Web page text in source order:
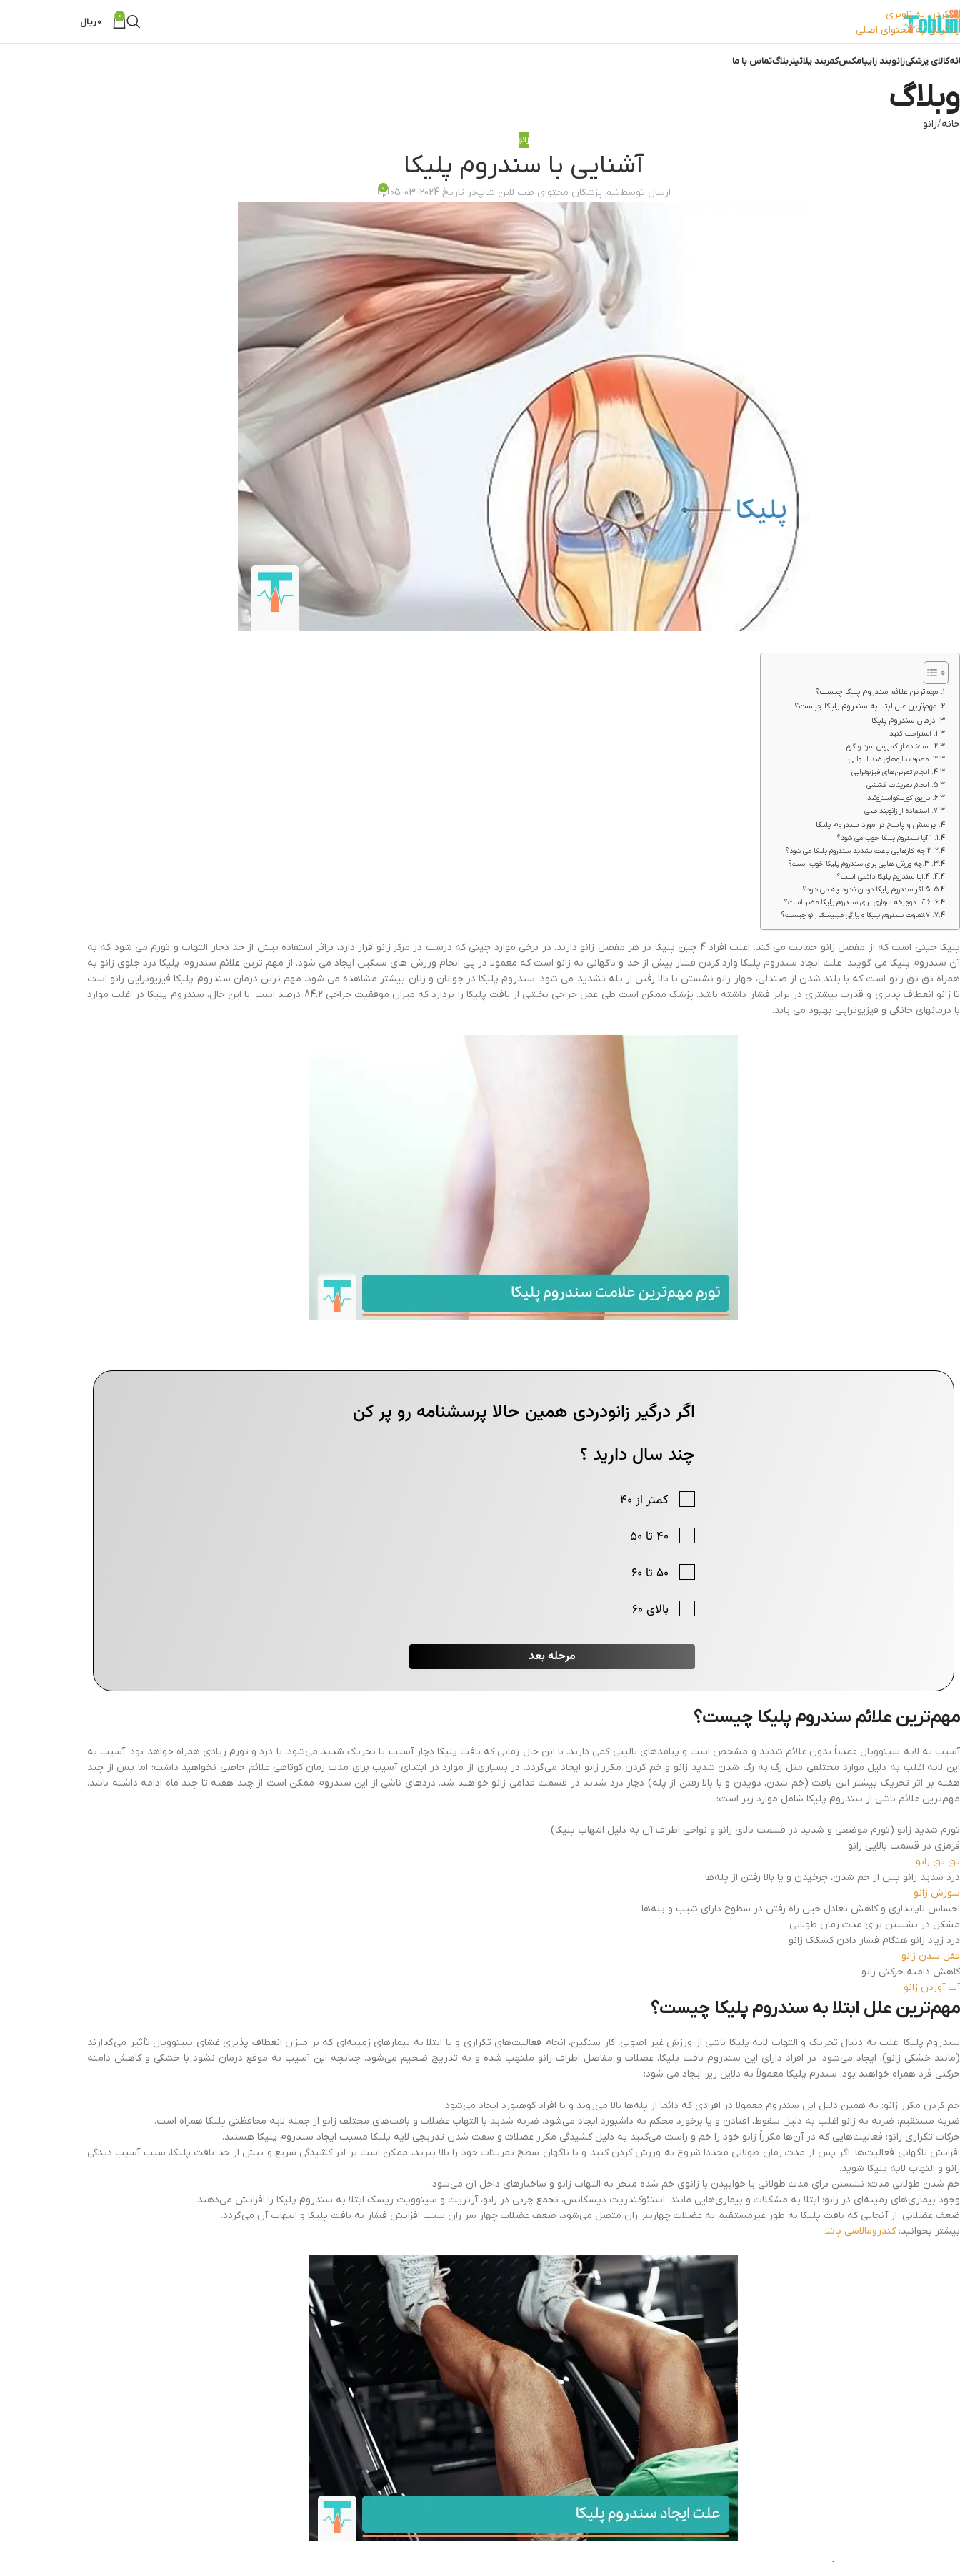
رد کردن به ناوبری
رد کردن به محتوای اصلی
0
0ریال
کالای پزشکیزانوبند زاپیامکسکمربند پلاتینربلاگتماس با ما
وبلاگ
خانه زانو
زانو
آشنایی با سندروم پلیکا
ارسال توسطتیم پزشکان محتوای طب لاین شاپدر تاریخ 2024-03-05 0
مهم‌ترین علائم سندروم پلیکا چیست؟
مهم‌ترین علل ابتلا به سندروم پلیکا چیست؟
درمان سندروم پلیکا
استراحت کنید
استفاده از کمپرس سرد و گرم
مصرف داروهای ضد التهابی
انجام تمرین‌های فیزیوتراپی
انجام تمرینات کششی
تزریق کورتیکواستروئید
استفاده از زانوبند طبی
پرسش و پاسخ در مورد سندروم پلیکا
1.آیا سندروم پلیکا خوب می شود؟
2.چه کارهایی باعث تشدید سندروم پلیکا می شود؟
3.چه ورزش هایی برای سندروم پلیکا خوب است؟
4.آیا سندروم پلیکا دائمی است؟
5.اگر سندروم پلیکا درمان نشود چه می شود؟
6.آیا دوچرخه سواری برای سندروم پلیکا مضر است؟
7.تفاوت سندروم پلیکا و پارگی مینیسک زانو چیست؟
پلیکا چینی است که از مفصل زانو حمایت می کند. اغلب افراد 4 چین پلیکا در هر مفصل زانو دارند. در برخی موارد چینی که درست در مرکز زانو قرار دارد، براثر استفاده بیش از حد دچار التهاب و تورم می شود که به
آن سندروم پلیکا می گویند. علت ایجاد سندروم پلیکا وارد کردن فشار بیش از حد و ناگهانی به زانو است که معمولا در پی انجام ورزش های سنگین ایجاد می شود. از مهم ترین علائم سندروم پلیکا درد جلوی زانو به
همراه تق تق زانو است که با بلند شدن از صندلی، چهار زانو نشستن یا بالا رفتن از پله تشدید می شود. سندروم پلیکا در جوانان و زنان بیشتر مشاهده می شود. مهم ترین درمان سندروم پلیکا فیزیوتراپی زانو است
تا زانو انعطاف پذیری و قدرت بیشتری در برابر فشار داشته باشد. پزشک ممکن است طی عمل جراحی بخشی از بافت پلیکا را بردارد که میزان موفقیت جراحی 84.2 درصد است. با این حال، سندروم پلیکا در اغلب موارد
با درمانهای خانگی و فیزیوتراپی بهبود می یابد.
مهم‌ترین علائم سندروم پلیکا چیست؟
آسیب به لایه سینوویال عمدتاً بدون علائم شدید و مشخص است و پیامدهای بالینی کمی دارند. با این حال زمانی که بافت پلیکا دچار آسیب یا تحریک شدید می‌شود، با درد و تورم زیادی همراه خواهد بود. آسیب به
این لایه اغلب به دلیل موارد مختلفی مثل رگ به رگ شدن شدید زانو و خم کردن مکرر زانو ایجاد می‌گردد. در بسیاری از موارد در ابتدای آسیب برای مدت زمان کوتاهی علائم خاصی نخواهید داشت؛ اما پس از چند
هفته بر اثر تحریک بیشتر این بافت (خم شدن، دویدن و با بالا رفتن از پله) دچار درد شدید در قسمت قدامی زانو خواهید شد. دردهای ناشی از این سندروم ممکن است از چند هفته تا چند ماه ادامه داشته باشد.
مهم‌ترین علائم ناشی از سندروم پلیکا شامل موارد زیر است:
تورم شدید زانو (تورم موضعی و شدید در قسمت بالای زانو و نواحی اطراف آن به دلیل التهاب پلیکا)
قرمزی در قسمت بالایی زانو
تق تق زانو
درد شدید زانو پس از خم شدن، چرخیدن و یا بالا رفتن از پله‌ها
سوزش زانو
احساس ناپایداری و کاهش تعادل حین راه رفتن در سطوح دارای شیب و پله‌ها
مشکل در نشستن برای مدت زمان طولانی
درد زیاد زانو هنگام فشار دادن کشکک زانو
قفل شدن زانو
کاهش دامنه حرکتی زانو
آب آوردن زانو
مهم‌ترین علل ابتلا به سندروم پلیکا چیست؟
سندروم پلیکا اغلب به دنبال تحریک و التهاب لایه پلیکا ناشی از ورزش غیر اصولی، کار سنگین، انجام فعالیت‌های تکراری و یا ابتلا به بیمارهای زمینه‌ای که بر میزان انعطاف پذیری غشای سینوویال تأثیر می‌گذارند
(مانند خشکی زانو)، ایجاد می‌شود. در افراد دارای این سندروم بافت پلیکا، عضلات و مفاصل اطراف زانو ملتهب شده و به تدریج ضخیم می‌شود. چنانچه این آسیب به موقع درمان نشود با خشکی و کاهش دامنه
حرکتی فرد همراه خواهند بود. سندرم پلیکا معمولاً به دلایل زیر ایجاد می شود:
خم کردن مکرر زانو: به همین دلیل این سندروم معمولا در افرادی که دائما از پله‌ها بالا می‌روند و یا افراد کوهنورد ایجاد می‌شود.
ضربه مستقیم: ضربه به زانو اغلب به دلیل سقوط، افتادن و یا برخورد محکم به داشبورد ایجاد می‌شود. ضربه شدید با التهاب عضلات و بافت‌های مختلف زانو از جمله لایه محافظتی پلیکا همراه است.
حرکات تکراری زانو: فعالیت‌هایی که در آن‌ها مکرراً زانو خود را خم و راست می‌کنید به دلیل کشیدگی مکرر عضلات و سفت شدن تدریجی لایه پلیکا مسبب ایجاد سندروم پلیکا هستند.
افزایش ناگهانی فعالیت‌ها: اگر پس از مدت زمان طولانی مجددا شروع به ورزش کردن کنید و یا ناگهان سطح تمرینات خود را بالا ببرید، ممکن است بر اثر کشیدگی سریع و بیش از حد بافت پلیکا، سبب آسیب دیدگی
زانو و التهاب لایه پلیکا شوید.
خم شدن طولانی مدت: نشستن برای مدت طولانی یا خوابیدن با زانوی خم شده منجر به التهاب زانو و ساختارهای داخل آن می‌شود.
وجود بیماری‌های زمینه‌ای در زانو: ابتلا به مشکلات و بیماری‌هایی مانند: استئوکندریت دیسکانس، تجمع چربی در زانو، آرتریت و سینوویت ریسک ابتلا به سندروم پلیکا را افزایش می‌دهند.
ضعف عضلانی: از آنجایی که بافت پلیکا به طور غیرمستقیم به عضلات چهارسر ران متصل می‌شود، ضعف عضلات چهار سر ران سبب افزایش فشار به بافت پلیکا و التهاب آن می‌گردد.
بیشتر بخوانید:کندرومالاسی پاتلا